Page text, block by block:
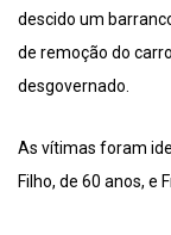
descido um
de remoção do
desgovernado.
As vítimas foram
Filho, de 60 anos, e